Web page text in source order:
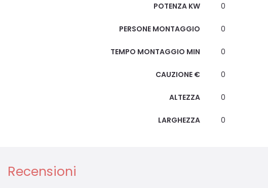
POTENZA KW 0
PERSONE MONTAGGIO 0
TEMPO MONTAGGIO MIN 0
CAUZIONE € 0
ALTEZZA 0
LARGHEZZA 0
Recensioni